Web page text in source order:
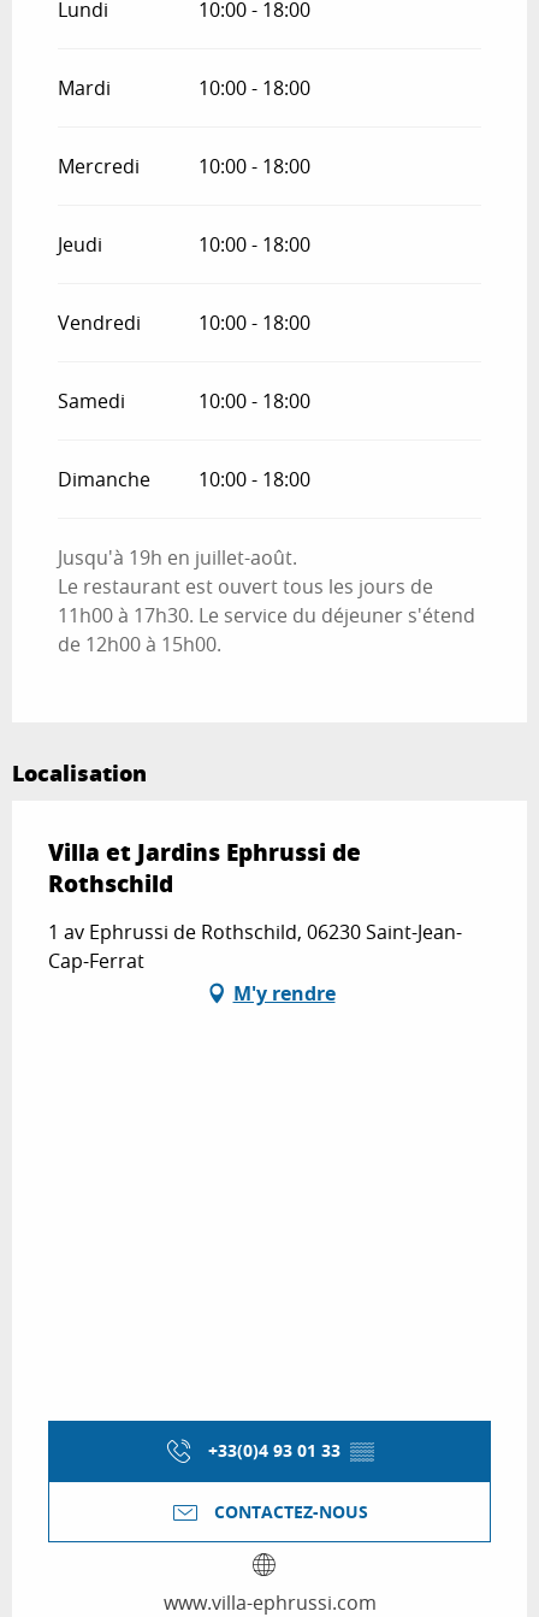
2026
Du2 novembre 2026au24 décembre
Du26 décembre 2026au
Lundi 10:00 - 18:00
Mardi 10:00 - 18:00
Mercredi 10:00 - 18:00
Jeudi 10:00 - 18:00
Vendredi 10:00 - 18:00
Samedi 10:00 - 18:00
Dimanche 10:00 - 18:00
Jusqu'à 19h en juillet-août.
Le restaurant est ouvert tous les jours de
11h00 à 17h30. Le service du déjeuner s'étend
de 12h00 à 15h00.
Localisation
Villa et Jardins Ephrussi de
Rothschild
1 av Ephrussi de Rothschild, 06230 Saint-Jean-
Cap-Ferrat
M'y rendre
+33(0)4 93 01 33 ▒▒
CONTACTEZ-NOUS
www.villa-ephrussi.com